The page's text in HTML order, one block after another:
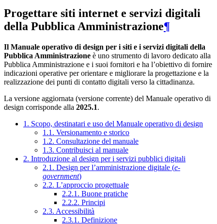
Progettare siti internet e servizi digitali
della Pubblica Amministrazione¶
Il Manuale operativo di design per i siti e i servizi digitali della
Pubblica Amministrazione è uno strumento di lavoro dedicato alla
Pubblica Amministrazione e i suoi fornitori e ha l’obiettivo di fornire
indicazioni operative per orientare e migliorare la progettazione e la
realizzazione dei punti di contatto digitali verso la cittadinanza.
La versione aggiornata (versione corrente) del Manuale operativo di
design corrisponde alla 2025.1.
1. Scopo, destinatari e uso del Manuale operativo di design
1.1. Versionamento e storico
1.2. Consultazione del manuale
1.3. Contribuisci al manuale
2. Introduzione al design per i servizi pubblici digitali
2.1. Design per l’amministrazione digitale (e-
government)
2.2. L’approccio progettuale
2.2.1. Buone pratiche
2.2.2. Principi
2.3. Accessibilità
2.3.1. Definizione